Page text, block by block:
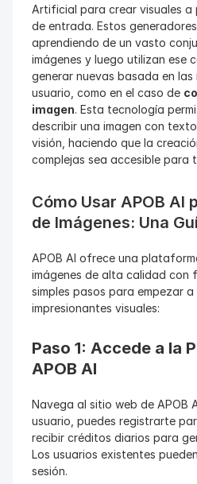
Artificial para crear visuales
de entrada. Estos
aprendiendo de un vasto
imágenes y luego utilizan ese
generar nuevas basada en las
usuario, como en el caso de
imagen. Esta tecnología
describir una imagen con
visión, haciendo que la
complejas sea accesible para
Cómo Usar APOB AI
de Imágenes: Una
APOB AI ofrece una
imágenes de alta calidad con
simples pasos para empezar
impresionantes visuales:
Paso 1: Accede a la
APOB AI
Navega al sitio web de APOB
usuario, puedes registrarte
recibir créditos diarios para
Los usuarios existentes
sesión.